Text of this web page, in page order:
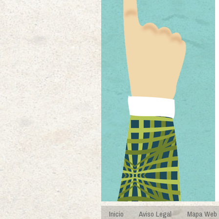
Inicio Aviso Legal Mapa Web